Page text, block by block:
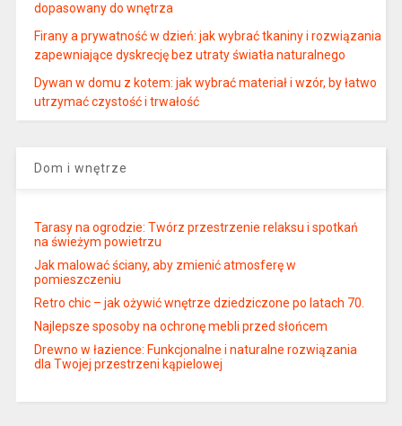
dopasowany do wnętrza
Firany a prywatność w dzień: jak wybrać tkaniny i rozwiązania
zapewniające dyskrecję bez utraty światła naturalnego
Dywan w domu z kotem: jak wybrać materiał i wzór, by łatwo
utrzymać czystość i trwałość
Dom i wnętrze
Tarasy na ogrodzie: Twórz przestrzenie relaksu i spotkań
na świeżym powietrzu
Jak malować ściany, aby zmienić atmosferę w
pomieszczeniu
Retro chic – jak ożywić wnętrze dziedziczone po latach 70.
Najlepsze sposoby na ochronę mebli przed słońcem
Drewno w łazience: Funkcjonalne i naturalne rozwiązania
dla Twojej przestrzeni kąpielowej